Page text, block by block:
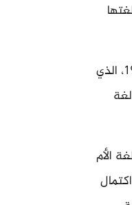
التطورات الحالية تُقرأ في سياق مسار ممتد منذ قانون الحكم الذاتي الإقليمي لعام 1984، الذي
الأم